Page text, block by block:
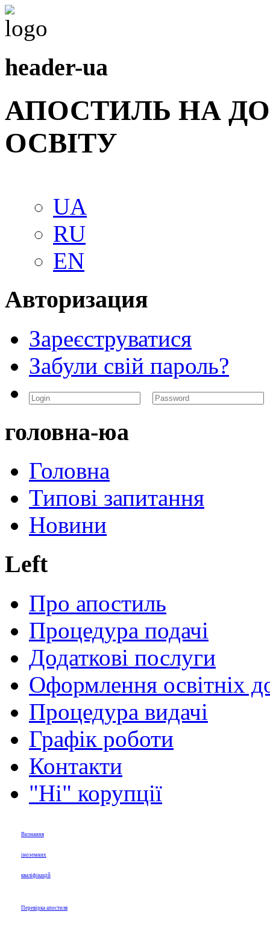
header-ua
АПОСТИЛЬ НА
ОСВIТУ
UA
RU
EN
Авторизация
Зареєструватися
Забули свій пароль?
головна-юа
Головна
Типові запитання
Новини
Left
Про апостиль
Процедура подачі
Додаткові послуги
Оформлення освітніх
Процедура видачі
Графік роботи
Контакти
"Ні" корупції
Визнання
іноземних
кваліфікацій
Перевірка апостиля